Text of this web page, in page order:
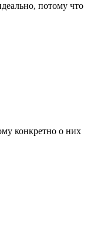
потому что
конкретно о них